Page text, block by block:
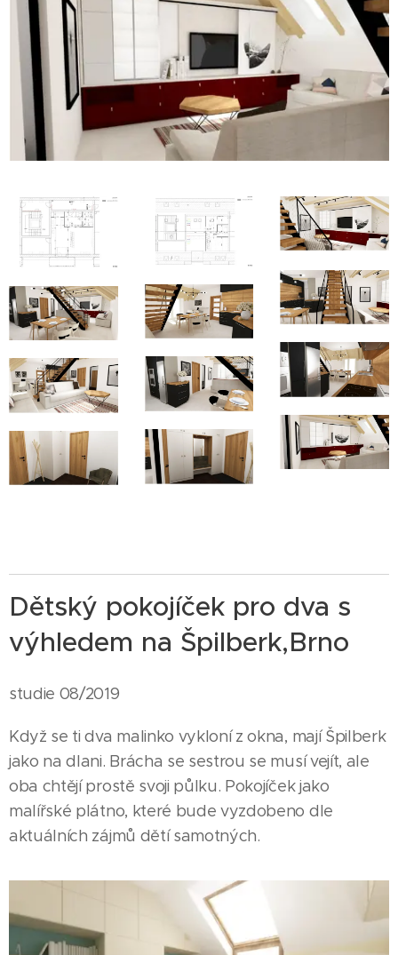
Dětský pokojíček pro dva s
výhledem na Špilberk,Brno
studie 08/2019
Když se ti dva malinko vykloní z okna, mají Špilberk
jako na dlani. Brácha se sestrou se musí vejít, ale
oba chtějí prostě svoji půlku. Pokojíček jako
malířské plátno, které bude vyzdobeno dle
aktuálních zájmů dětí samotných.